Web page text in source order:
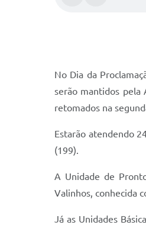
No Dia da
serão mantidos pela
retomados na
Estarão atendendo
(199).
A Unidade de
Valinhos, conhecida
Já as Unidades